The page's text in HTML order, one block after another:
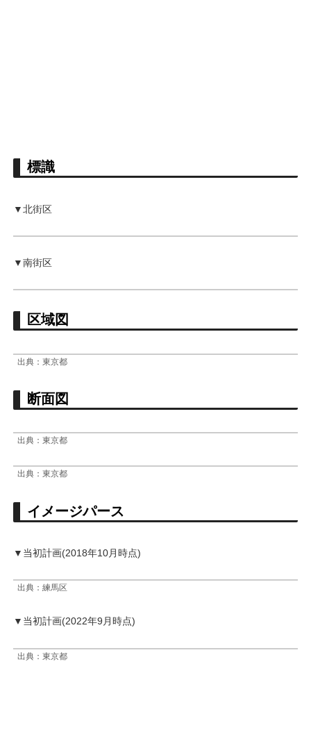
標識
▼北街区
▼南街区
区域図
出典：東京都
断面図
出典：東京都
出典：東京都
イメージパース
▼当初計画(2018年10月時点)
出典：練馬区
▼当初計画(2022年9月時点)
出典：東京都